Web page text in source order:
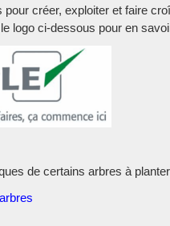
pour créer, exploiter et faire
logo ci-dessous pour en
de certains arbres à planter